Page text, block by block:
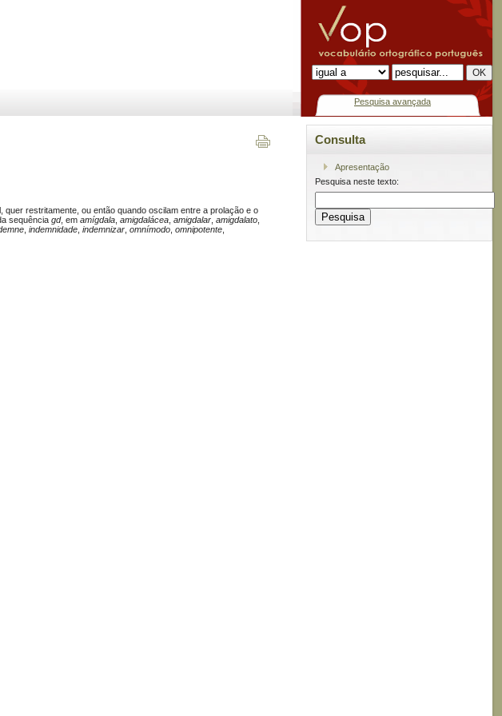
Pesquisa avançada
restritamente, ou então quando oscilam entre a prolação e o
sequência gd, em amígdala amigdalácea amigdalar amigdalato
indemnidade indemnizar omnímodo omnipotente
Consulta
Apresentação
Pesquisa neste texto: